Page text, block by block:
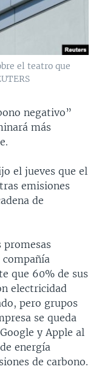
el teatro que
negativo”
más
el jueves que el
emisiones
de
promesas
que 60% de sus
electricidad
pero grupos
se queda
y Apple al
energía
de carbono.